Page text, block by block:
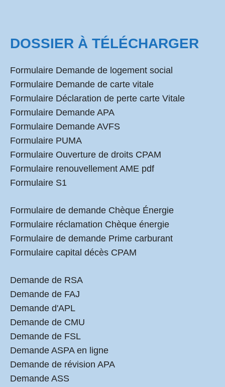
DOSSIER À TÉLÉCHARGER
Formulaire Demande de logement social
Formulaire Demande de carte vitale
Formulaire Déclaration de perte carte Vitale
Formulaire Demande APA
Formulaire Demande AVFS
Formulaire PUMA
Formulaire Ouverture de droits CPAM
Formulaire renouvellement AME pdf
Formulaire S1
Formulaire de demande Chèque Énergie
Formulaire réclamation Chèque énergie
Formulaire de demande Prime carburant
Formulaire capital décès CPAM
Demande de RSA
Demande de FAJ
Demande d'APL
Demande de CMU
Demande de FSL
Demande ASPA en ligne
Demande de révision APA
Demande ASS